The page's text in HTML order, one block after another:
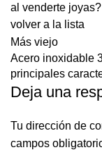
al venderte joyas?
volver a la lista
Más viejo
Acero inoxidable
principales
Deja una
Tu dirección de
campos